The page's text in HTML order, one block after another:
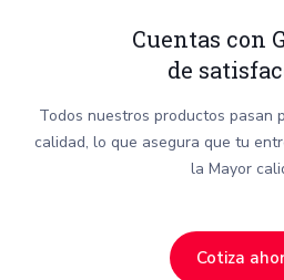
Cuentas con
de
Todos nuestros productos pasan
calidad, lo que asegura que tu
la Mayor
Cotiza